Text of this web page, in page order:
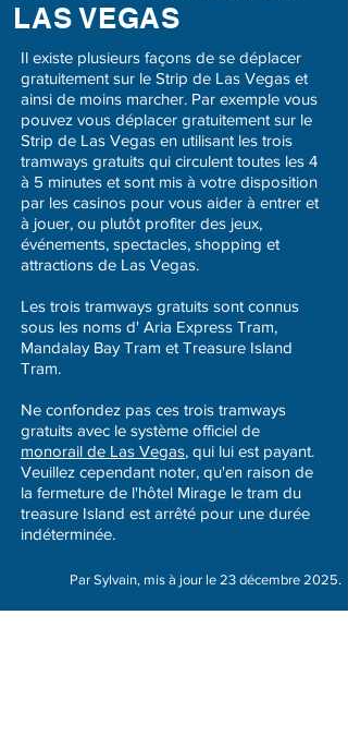
LAS VEGAS
Il existe plusieurs façons de se déplacer
gratuitement sur le Strip de Las Vegas et
ainsi de moins marcher. Par exemple vous
pouvez vous déplacer gratuitement sur le
Strip de Las Vegas en utilisant les trois
tramways gratuits qui circulent toutes les 4
à 5 minutes et sont mis à votre disposition
par les casinos pour vous aider à entrer et
à jouer, ou plutôt profiter des jeux,
événements, spectacles, shopping et
attractions de Las Vegas.
Les trois tramways gratuits sont connus
sous les noms d' Aria Express Tram,
Mandalay Bay Tram et Treasure Island
Tram.
Ne confondez pas ces trois tramways
gratuits avec le système officiel de
monorail de Las Vegas, qui lui est payant.
Veuillez cependant noter, qu'en raison de
la fermeture de l'hôtel Mirage le tram du
treasure Island est arrêté pour une durée
indéterminée.
Par Sylvain, mis à jour le 23 décembre 2025.